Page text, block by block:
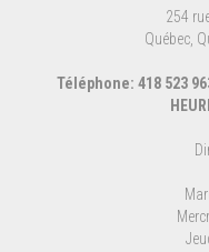
254
Québec,
Téléphone: 418 523